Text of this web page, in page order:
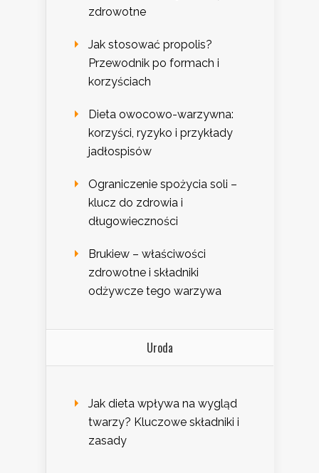
zdrowotne
Jak stosować propolis?
Przewodnik po formach i
korzyściach
Dieta owocowo-warzywna:
korzyści, ryzyko i przykłady
jadłospisów
Ograniczenie spożycia soli –
klucz do zdrowia i
długowieczności
Brukiew – właściwości
zdrowotne i składniki
odżywcze tego warzywa
Uroda
Jak dieta wpływa na wygląd
twarzy? Kluczowe składniki i
zasady